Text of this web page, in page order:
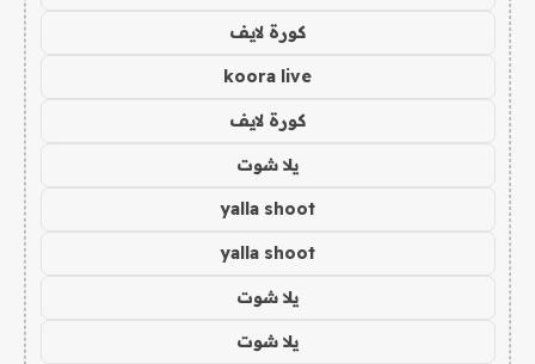
كورة لايف
koora live
كورة لايف
يلا شوت
yalla shoot
yalla shoot
يلا شوت
يلا شوت